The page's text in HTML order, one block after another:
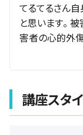
てるてるさん
と思います。
害者の心的外
講座スタ